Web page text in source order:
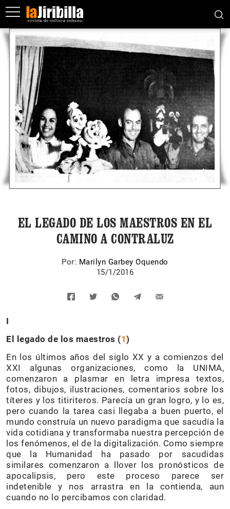
EL LEGADO DE LOS MAESTROS EN EL
CAMINO A CONTRALUZ
Por: Marilyn Garbey Oquendo
15/1/2016
I
El legado de los maestros (1)
En los últimos años del siglo XX y a comienzos del
XXI algunas organizaciones, como la UNIMA,
comenzaron a plasmar en letra impresa textos,
fotos, dibujos, ilustraciones, comentarios sobre los
títeres y los titiriteros. Parecía un gran logro, y lo es,
pero cuando la tarea casi llegaba a buen puerto, el
mundo construía un nuevo paradigma que sacudía la
vida cotidiana y transformaba nuestra percepción de
los fenómenos, el de la digitalización. Como siempre
que la Humanidad ha pasado por sacudidas
similares comenzaron a llover los pronósticos de
apocalipsis, pero este proceso parece ser
indetenible y nos arrastra en la contienda, aun
cuando no lo percibamos con claridad.